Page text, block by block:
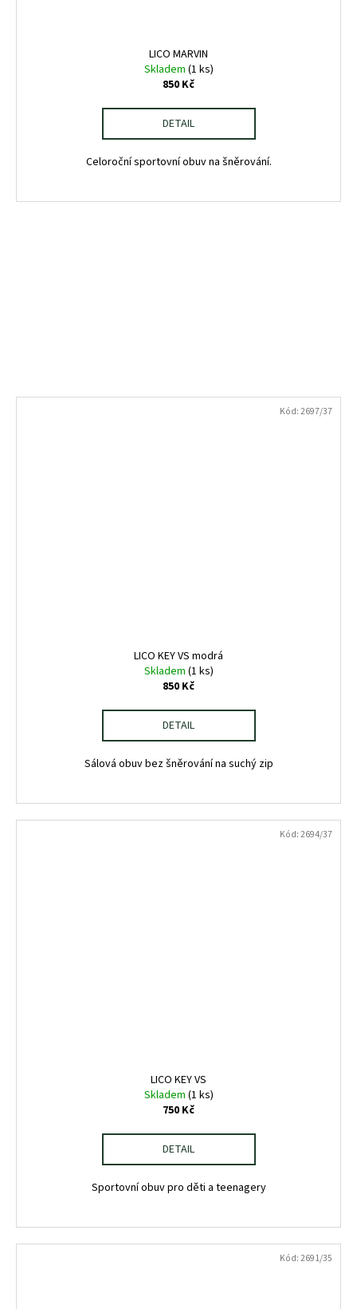
LICO MARVIN
Skladem (1 ks)
850 Kč
DETAIL
Celoroční sportovní obuv na šněrování.
LICO KEY VS modrá
Skladem (1 ks)
850 Kč
DETAIL
Sálová obuv bez šněrování na suchý zip
Kód:2697/37
LICO KEY VS
Skladem (1 ks)
750 Kč
DETAIL
Sportovní obuv pro děti a teenagery
Kód:2694/37
Kód:2691/35